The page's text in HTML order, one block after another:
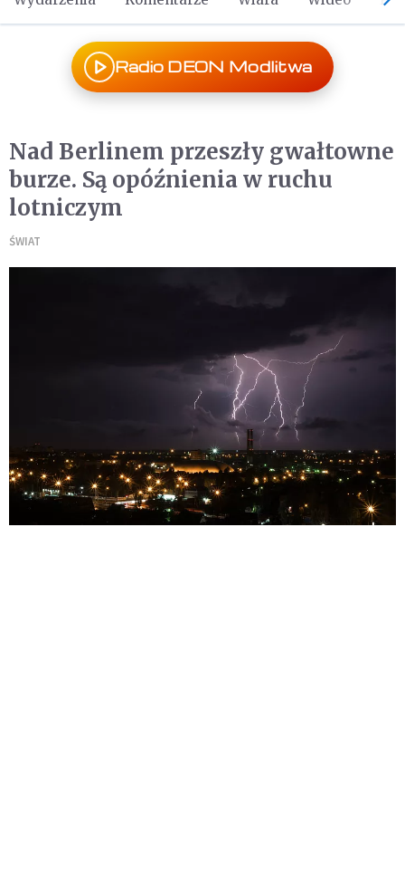
Radio DEON Modlitwa
Nad Berlinem przeszły gwałtowne
burze. Są opóźnienia w ruchu
lotniczym
ŚWIAT